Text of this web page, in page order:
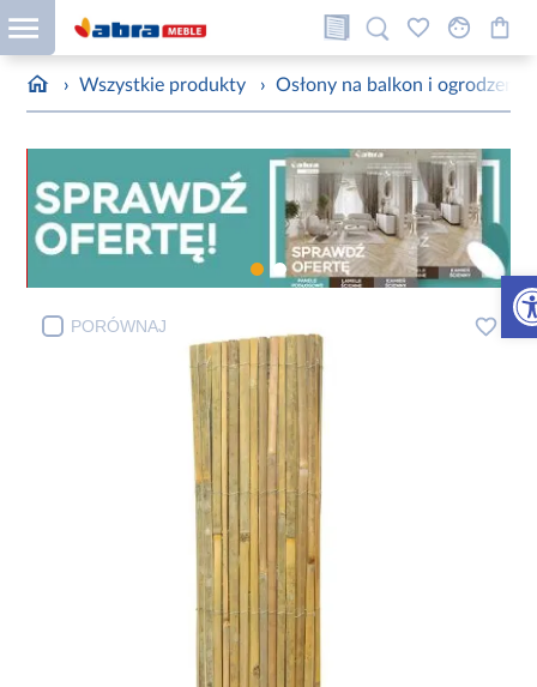
› Wszystkie produkty › Osłony na balkon i ogrodzenie
PORÓWNAJ